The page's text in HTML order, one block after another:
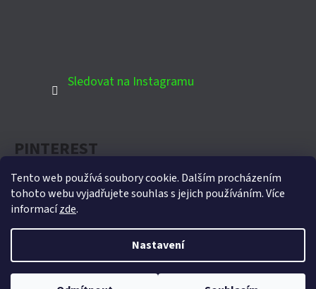
Tento web používá soubory cookie. Dalším procházením
tohoto webu vyjadřujete souhlas s jejich používáním. Více
informacízde.
Nastavení
Sledovat na Instagramu
PINTEREST
Oficiální partner Biohort pro Českou republiku
Vytvořil Shoptet
Copyright 2026Domek-zahradni.cz. Všechna práva